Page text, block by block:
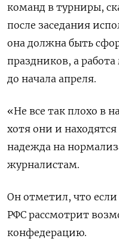
команд в турниры,
после заседания
она должна быть
праздников, а
до начала апреля.
«Не все так плохо в
хотя они и
надежда на
журналистам.
Он отметил, что если
РФС рассмотрит
конфедерацию.